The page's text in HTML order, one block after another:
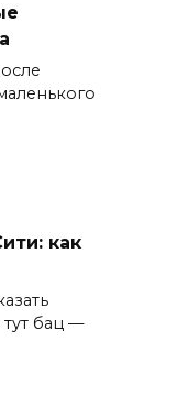
как
бац —